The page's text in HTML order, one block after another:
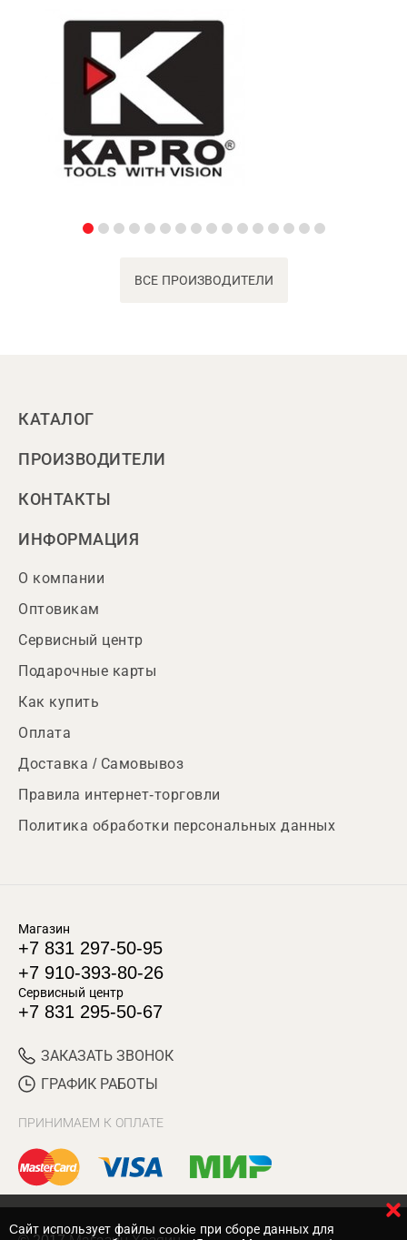
ВСЕ ПРОИЗВОДИТЕЛИ
КАТАЛОГ
ПРОИЗВОДИТЕЛИ
КОНТАКТЫ
ИНФОРМАЦИЯ
О компании
Оптовикам
Сервисный центр
Подарочные карты
Как купить
Оплата
Доставка / Самовывоз
Правила интернет-торговли
Политика обработки персональных данных
Магазин
+7 831 297-50-95
+7 910-393-80-26
Сервисный центр
+7 831 295-50-67
ЗАКАЗАТЬ ЗВОНОК
ГРАФИК РАБОТЫ
ПРИНИМАЕМ К ОПЛАТЕ
Cайт использует файлы cookie при сборе данных для